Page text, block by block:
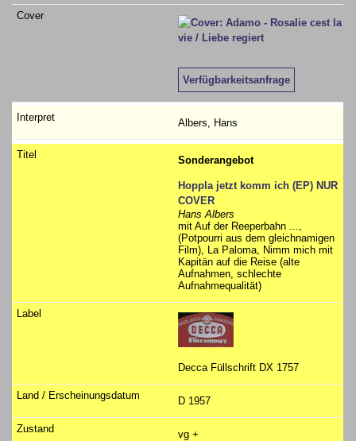
Verfügbarkeitsanfrage
Albers, Hans
Sonderangebot
Hoppla jetzt komm ich (EP) NUR
COVER
Hans Albers
mit Auf der Reeperbahn ...,
(Potpourri aus dem gleichnamigen
Film), La Paloma, Nimm mich mit
Kapitän auf die Reise (alte
Aufnahmen, schlechte
Aufnahmequalität)
Decca Füllschrift DX 1757
D 1957
vg +